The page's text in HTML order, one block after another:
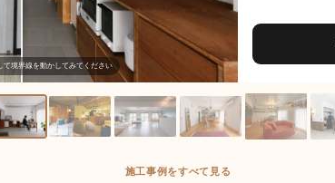
て境界線を動かしてみてください
施工事例をすべて見る